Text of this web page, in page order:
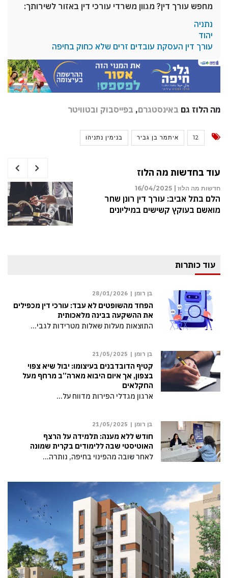
מחפש עורך דין? מגוון משרדי עורכי דין באזור לשירותך:
נתניה
יהוד
עורך דין העסקת עובדים זרים שלא כחוק בחיפה
מה הלוז גם באינסטגרם, בפייסבוק ובטוויטר
12 איתמר בן גביר בנימין נתניהו
עוד בחדשות מה הלוז
חדשות מה הלוז | 16/04/2025
הלם בתל אביב: עורך דין רונן שחר
מואשם בעוקץ קשישים במיליונים
עוד כותרות
בן רומן | 28/01/2026
הפחד מהשופטים לא עבד: עורכי דין מכפילים
את ההשקעה בבינה מלאכותית
התוצאות מעלות שאלות מטרידות לגבי…
בן רומן | 21/05/2025
קטיף הדובדבנים בעיצומו: יבול שיא צפוי
בצפון, אך איום היבוא מארה”ב מרחף מעל
החקלאים
ארגון מגדלי הפירות מדווח על…
בן רומן | 21/05/2025
חודש ללא מענה: תלמידה על הרצף
האוטיסטי שבה ללימודים בקרית שמונה
לאחר שובה מהפינוי בחיפה, נותרה…